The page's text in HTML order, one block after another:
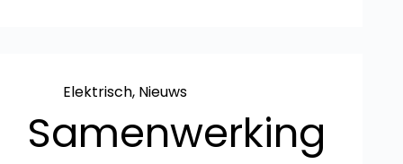
Elektrisch, Nieuws
Samenwerking